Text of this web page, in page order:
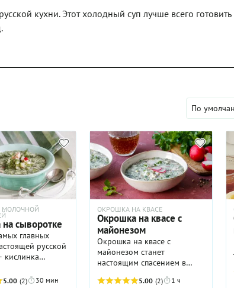
кухни. Этот холодный суп лучше всего
По
МОЛОЧНОЙ
сыворотке
главных
русской
окрошка. Квас,
5.00 (2) 30 мин
ОКРОШКА НА КВАСЕ
Окрошка на квасе с
майонезом
Окрошка на квасе с
майонезом станет
настоящим спасением в
бы что ни говорил, этот
5.00 (2) 1 ч